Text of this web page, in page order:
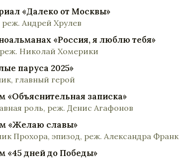
«Далеко от Москвы»
Андрей Хрулев
«Россия, я люблю тебя»
Николай Хомерики
паруса 2025»
главный герой
«Объяснительная записка»
роль, реж. Денис Агафонов
«Желаю славы»
Прохора, эпизод, реж. Александра Франк
«45 дней до Победы»